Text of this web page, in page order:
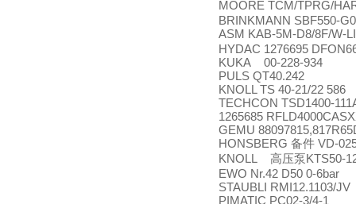
MOORE TCM/TPRG/
BRINKMANN SBF550-
ASM KAB-5M-D8/8F/W-
HYDAC 1276695
KUKA 00-228-934
PULS QT40.242
KNOLL TS 40-21/22 586
TECHCON TSD1400-
1265685
GEMU
HONSBERG 备件 VD-
KNOLL 高压泵KTS50-
EWO Nr.42 D50 0-6bar
STAUBLI RMI12.1103/JV
PIMATIC PC02-3/4-1